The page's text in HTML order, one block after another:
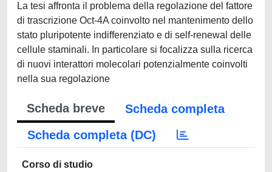
La tesi affronta il problema della regolazione del fattore
di trascrizione Oct-4A coinvolto nel mantenimento dello
stato pluripotente indifferenziato e di self-renewal delle
cellule staminali. In particolare si focalizza sulla ricerca
di nuovi interattori molecolari potenzialmente coinvolti
nella sua regolazione
Scheda breve
Scheda completa
Scheda completa (DC)
Corso di studio